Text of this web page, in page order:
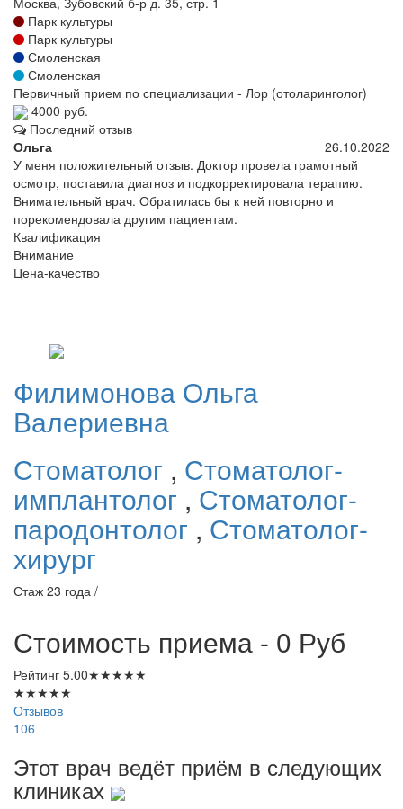
Парк культуры
Парк культуры
Смоленская
Смоленская
Первичный прием по специализации - Лор (отоларинголог)
4000 руб.
Последний отзыв
Ольга
26.10.2022
У меня положительный отзыв. Доктор провела грамотный
осмотр, поставила диагноз и подкорректировала терапию.
Внимательный врач. Обратилась бы к ней повторно и
порекомендовала другим пациентам.
Квалификация
Внимание
Цена-качество
Филимонова Ольга
Валериевна
Стоматолог , Стоматолог-
имплантолог , Стоматолог-
пародонтолог , Стоматолог-
хирург
Стаж 23 года /
Стоимость приема - 0 Руб
Рейтинг 5.00★★★★★
★★★★★
Отзывов
106
Этот врач ведёт приём в следующих
клиниках